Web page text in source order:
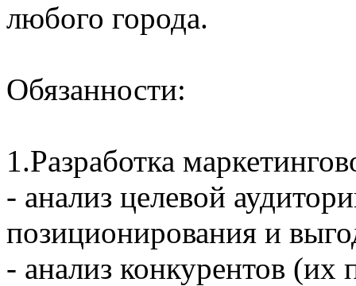
любого города.
Обязанности:
1.Разработка
- анализ целевой
позиционирования и
- анализ конкурентов (их